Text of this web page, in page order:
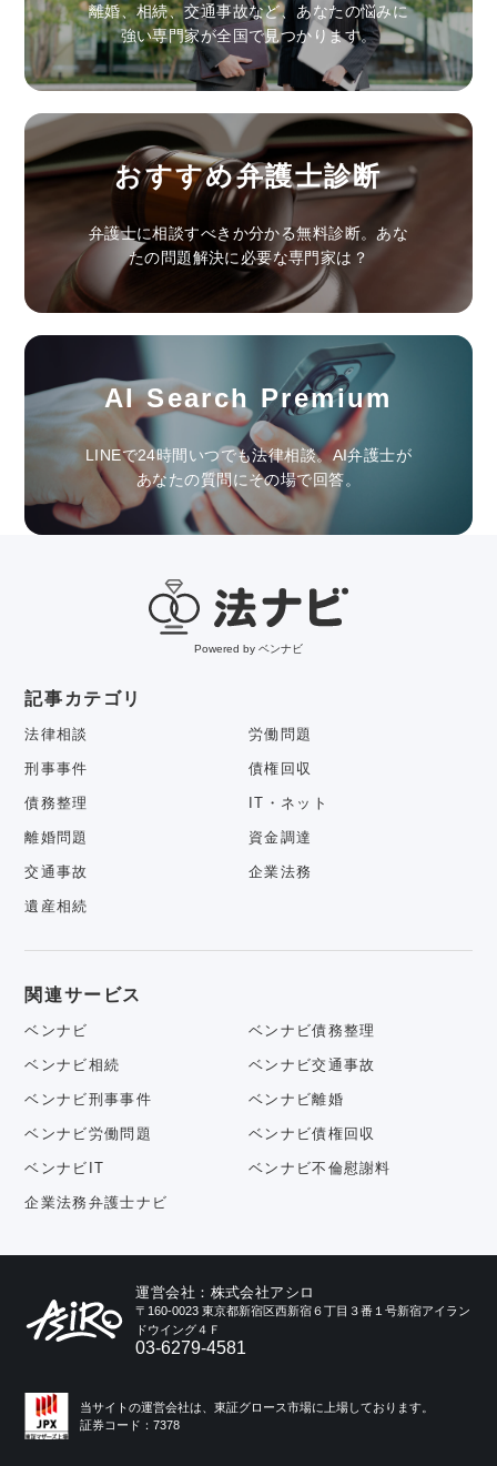
離婚、相続、交通事故など、あなたの悩みに
強い専門家が全国で見つかります。
おすすめ弁護士診断
弁護士に相談すべきか分かる無料診断。あな
たの問題解決に必要な専門家は？
AI Search Premium
LINEで24時間いつでも法律相談。AI弁護士が
あなたの質問にその場で回答。
Powered by ベンナビ
記事カテゴリ
法律相談 労働問題
刑事事件 債権回収
債務整理 IT・ネット
離婚問題 資金調達
交通事故 企業法務
遺産相続
関連サービス
ベンナビ ベンナビ債務整理
ベンナビ相続 ベンナビ交通事故
ベンナビ刑事事件 ベンナビ離婚
ベンナビ労働問題 ベンナビ債権回収
ベンナビIT ベンナビ不倫慰謝料
企業法務弁護士ナビ
運営会社：株式会社アシロ
〒160-0023 東京都新宿区西新宿６丁目３番１号新宿アイラン
ドウイング４Ｆ
03-6279-4581
当サイトの運営会社は、東証グロース市場に上場しております。
証券コード：7378